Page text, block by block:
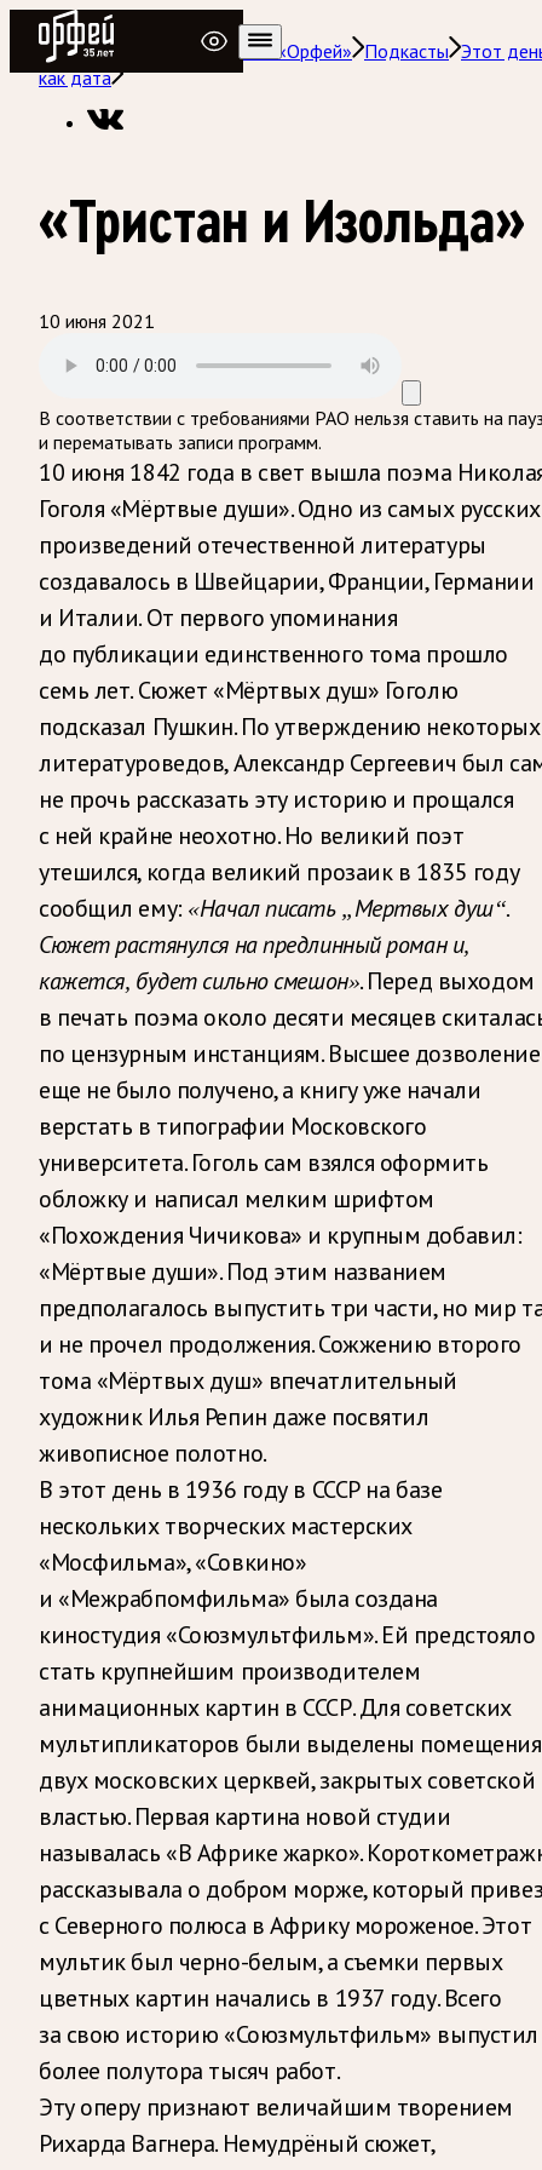
Радио Орфей
Радио классической музыки «Орфей» Подкасты Этот
как дата
«Тристан и Изольда»
10 июня 2021
В соответствии с требованиями РАО нельзя ставить на
и перематывать записи программ.
10 июня 1842 года в свет вышла поэма
Гоголя «Мёртвые души». Одно из самых русских
произведений отечественной литературы
создавалось в Швейцарии, Франции, Германии
и Италии. От первого упоминания
до публикации единственного тома прошло
семь лет. Сюжет «Мёртвых душ» Гоголю
подсказал Пушкин. По утверждению некоторых
литературоведов, Александр Сергеевич был
не прочь рассказать эту историю и прощался
с ней крайне неохотно. Но великий поэт
утешился, когда великий прозаик в 1835 году
сообщил ему: «Начал писать „Мертвых душ“.
Сюжет растянулся на предлинный роман и,
кажется, будет сильно смешон». Перед выходом
в печать поэма около десяти месяцев
по цензурным инстанциям. Высшее дозволение
еще не было получено, а книгу уже начали
верстать в типографии Московского
университета. Гоголь сам взялся оформить
обложку и написал мелким шрифтом
«Похождения Чичикова» и крупным добавил:
«Мёртвые души». Под этим названием
предполагалось выпустить три части, но мир
и не прочел продолжения. Сожжению второго
тома «Мёртвых душ» впечатлительный
художник Илья Репин даже посвятил
живописное полотно.
В этот день в 1936 году в СССР на базе
нескольких творческих мастерских
«Мосфильма», «Совкино»
и «Межрабпомфильма» была создана
киностудия «Союзмультфильм». Ей предстояло
стать крупнейшим производителем
анимационных картин в СССР. Для советских
мультипликаторов были выделены помещения
двух московских церквей, закрытых советской
властью. Первая картина новой студии
называлась «В Африке жарко».
рассказывала о добром морже, который
с Северного полюса в Африку мороженое. Этот
мультик был черно-белым, а съемки первых
цветных картин начались в 1937 году. Всего
за свою историю «Союзмультфильм» выпустил
более полутора тысяч работ.
Эту оперу признают величайшим творением
Рихарда Вагнера. Немудрёный сюжет,